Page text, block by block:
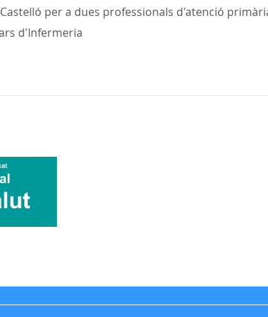
per a dues professionals d'atenció
d'Infermeria